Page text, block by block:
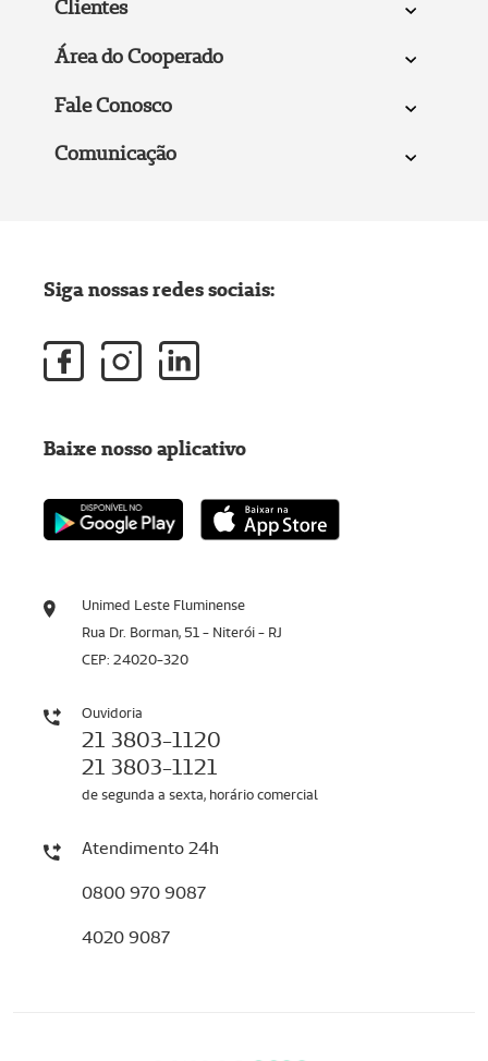
Clientes
Área do Cooperado
Fale Conosco
Comunicação
Unimed Leste Fluminense
Rua Dr. Borman, 51 - Niterói - RJ
CEP: 24020-320
Ouvidoria
21 3803-1120
21 3803-1121
de segunda a sexta, horário comercial
Atendimento 24h
0800 970 9087
4020 9087
Siga nossas redes sociais:
Baixe nosso aplicativo